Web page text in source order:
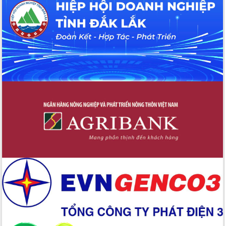
Hội thảo khoa học “Giải pháp thúc đẩy
phát triển nền kinh tế xanh tại tỉnh
Đắk Lắk”
Tăng cường giám sát, đôn đốc thực
hiện nhiệm vụ quản lý tài sản công
hàng tuần
Tháo gỡ những vướng mắc, đẩy mạnh
Đắk Lắk: Tôn vinh 46 giải pháp tại Hội
thi Sáng tạo Kỹ thuật 2024 - 2025
Đắk Lắk rà soát, điều chỉnh Đề án 190
Phó Chủ tịch UBND tỉnh Đắk Lắk
Trương Công Thái kiểm tra thực địa
Dự án cao tốc Khánh Hòa - Buôn Ma
Thuột
Định vị cà phê Việt Nam như một “di
sản sống” trong dòng chảy toàn cầu